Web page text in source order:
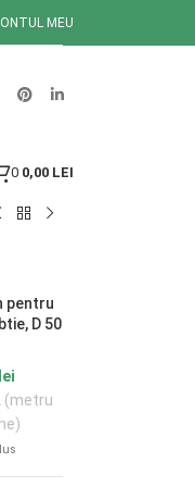
MEU
0 0,00 LEI
pentru
D 50
lei
(metru